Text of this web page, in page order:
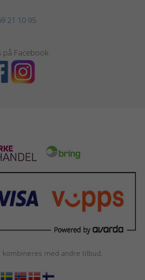
21 10 95
på Facebook
kombineres med andre tilbud.